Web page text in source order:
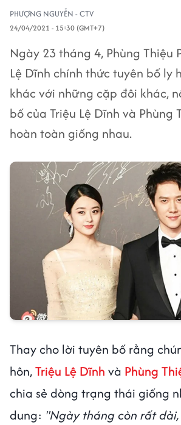
PHƯỢNG NGUYỄN - CTV
24/04/2021 - 15:30 (GMT+7)
Ngày 23 tháng 4, Phùng Thiệu
Lệ Dĩnh chính thức tuyên bố ly
khác với những cặp đôi khác,
bố của Triệu Lệ Dĩnh và Phùng
hoàn toàn giống nhau.
Thay cho lời tuyên bố rằng
hôn,Triệu Lệ Dĩnh và Phùng
chia sẻ dòng trạng thái giống
dung: "Ngày tháng còn rất